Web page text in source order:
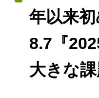
年以来
8.7『
大きな